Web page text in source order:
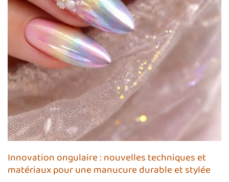
Innovation ongulaire : nouvelles techniques et
matériaux pour une manucure durable et stylée